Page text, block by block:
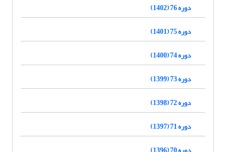
دوره 76 (1402)
دوره 75 (1401)
دوره 74 (1400)
دوره 73 (1399)
دوره 72 (1398)
دوره 71 (1397)